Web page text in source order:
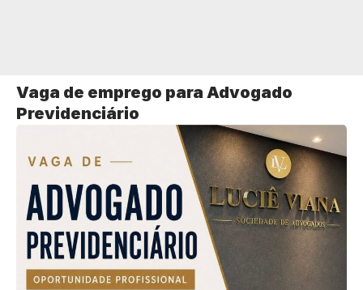
Vaga de emprego para Advogado
Previdenciário